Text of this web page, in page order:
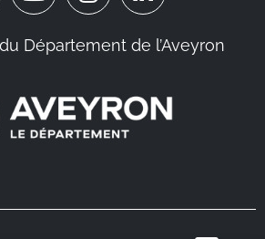
Département de l’Aveyron